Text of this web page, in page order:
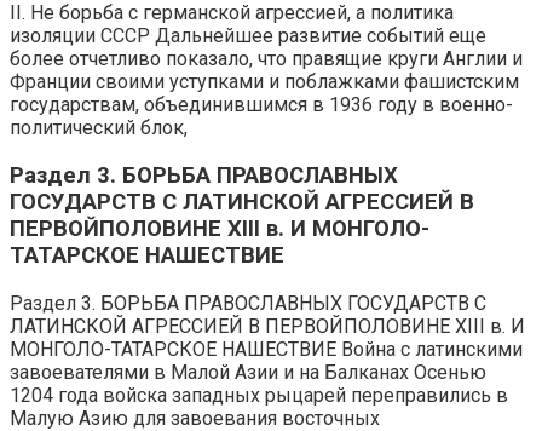
II. Не борьба с германской агрессией, а политика
изоляции СССР Дальнейшее развитие событий еще
более отчетливо показало, что правящие круги Англии и
Франции своими уступками и поблажками фашистским
государствам, объединившимся в 1936 году в военно-
политический блок,
Раздел 3. БОРЬБА ПРАВОСЛАВНЫХ
ГОСУДАРСТВ С ЛАТИНСКОЙ АГРЕССИЕЙ В
ПЕРВОЙПОЛОВИНЕ XIII в. И МОНГОЛО-
ТАТАРСКОЕ НАШЕСТВИЕ
Раздел 3. БОРЬБА ПРАВОСЛАВНЫХ ГОСУДАРСТВ С
ЛАТИНСКОЙ АГРЕССИЕЙ В ПЕРВОЙПОЛОВИНЕ XIII в. И
МОНГОЛО-ТАТАРСКОЕ НАШЕСТВИЕ Война с латинскими
завоевателями в Малой Азии и на Балканах Осенью
1204 года войска западных рыцарей переправились в
Малую Азию для завоевания восточных